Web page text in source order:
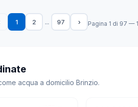
1 2 ... 97 › Pagina 1 di 97 —
acqua a domicilio Brinzio.